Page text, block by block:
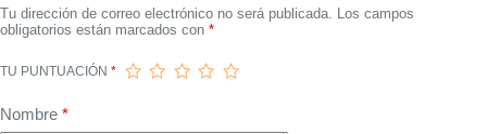
Tu dirección de correo electrónico no será publicada. Los campos
obligatorios están marcados con *
TU PUNTUACIÓN *
Nombre *